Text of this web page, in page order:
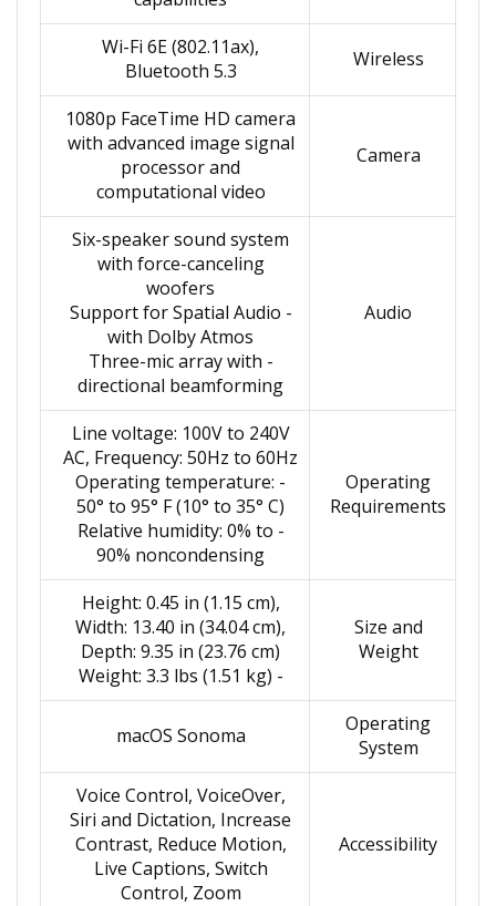
Wireless
Wi-Fi 6E (802.11ax),
Bluetooth 5.3
Camera
1080p FaceTime HD camera
with advanced image signal
processor and
computational video
Audio
Six-speaker sound system
with force-canceling
woofers
- Support for Spatial Audio
with Dolby Atmos
- Three-mic array with
directional beamforming
Operating
Requirements
Line voltage: 100V to 240V
AC, Frequency: 50Hz to 60Hz
- Operating temperature:
50° to 95° F (10° to 35° C)
- Relative humidity: 0% to
90% noncondensing
Size and
Weight
Height: 0.45 in (1.15 cm),
Width: 13.40 in (34.04 cm),
Depth: 9.35 in (23.76 cm)
- Weight: 3.3 lbs (1.51 kg)
Operating
System
macOS Sonoma
Accessibility
Voice Control, VoiceOver,
Siri and Dictation, Increase
Contrast, Reduce Motion,
Live Captions, Switch
Control, Zoom